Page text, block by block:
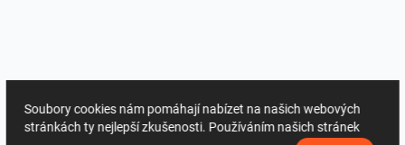
Soubory cookies nám pomáhají nabízet na našich webových
stránkách ty nejlepší zkušenosti. Používáním našich stránek